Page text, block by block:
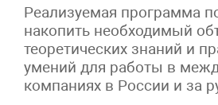
Реализуемая программа
накопить необходимый
теоретических знаний и
умений для работы в
компаниях в России и за